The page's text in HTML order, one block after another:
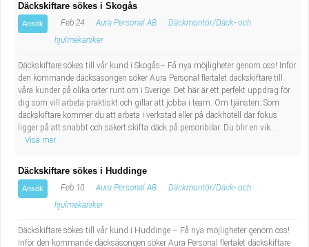
Däckskiftare sökes i Skogås
Ansök Feb 24 Aura Personal AB
Däckmontör/Däck- och
hjulmekaniker
Däckskiftare sökes till vår kund i Skogås– Få nya möjligheter genom oss! Inför
den kommande däcksäsongen söker Aura Personal flertalet däckskiftare till
våra kunder på olika orter runt om i Sverige. Det här är ett perfekt uppdrag för
dig som vill arbeta praktiskt och gillar att jobba i team. Om tjänsten: Som
däckskiftare kommer du att arbeta i verkstad eller på däckhotell där fokus
ligger på att snabbt och säkert skifta däck på personbilar. Du blir en vik...
Visa mer
Däckskiftare sökes i Huddinge
Ansök Feb 10 Aura Personal AB
Däckmontör/Däck- och
hjulmekaniker
Däckskiftare sökes till vår kund i Huddinge – Få nya möjligheter genom oss!
Inför den kommande däcksäsongen söker Aura Personal flertalet däckskiftare